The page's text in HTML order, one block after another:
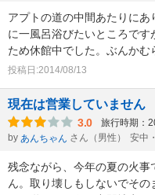
アプトの道の中間あたりにあ
に一風呂浴びたいところで
ため休館中でした。ぶんかむ
投稿日:2014/08/13
現在は営業していません
3.0 旅行時期：
by あんちゃん さん（男性） 安中
残念ながら、今年の夏の火事
ん。取り壊しもしないでそ